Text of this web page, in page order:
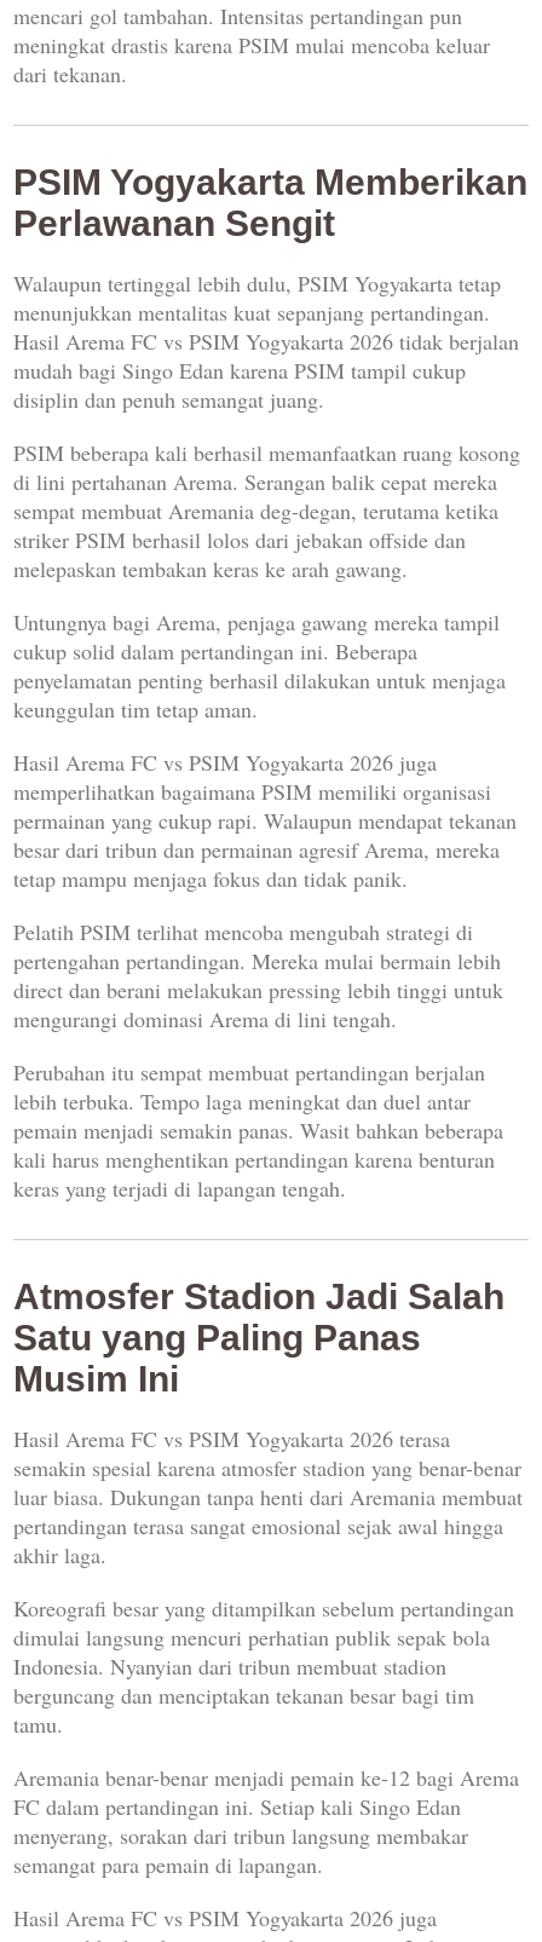
mencari gol tambahan. Intensitas pertandingan pun
meningkat drastis karena PSIM mulai mencoba keluar
dari tekanan.
PSIM Yogyakarta Memberikan
Perlawanan Sengit
Walaupun tertinggal lebih dulu, PSIM Yogyakarta tetap
menunjukkan mentalitas kuat sepanjang pertandingan.
Hasil Arema FC vs PSIM Yogyakarta 2026 tidak berjalan
mudah bagi Singo Edan karena PSIM tampil cukup
disiplin dan penuh semangat juang.
PSIM beberapa kali berhasil memanfaatkan ruang kosong
di lini pertahanan Arema. Serangan balik cepat mereka
sempat membuat Aremania deg-degan, terutama ketika
striker PSIM berhasil lolos dari jebakan offside dan
melepaskan tembakan keras ke arah gawang.
Untungnya bagi Arema, penjaga gawang mereka tampil
cukup solid dalam pertandingan ini. Beberapa
penyelamatan penting berhasil dilakukan untuk menjaga
keunggulan tim tetap aman.
Hasil Arema FC vs PSIM Yogyakarta 2026 juga
memperlihatkan bagaimana PSIM memiliki organisasi
permainan yang cukup rapi. Walaupun mendapat tekanan
besar dari tribun dan permainan agresif Arema, mereka
tetap mampu menjaga fokus dan tidak panik.
Pelatih PSIM terlihat mencoba mengubah strategi di
pertengahan pertandingan. Mereka mulai bermain lebih
direct dan berani melakukan pressing lebih tinggi untuk
mengurangi dominasi Arema di lini tengah.
Perubahan itu sempat membuat pertandingan berjalan
lebih terbuka. Tempo laga meningkat dan duel antar
pemain menjadi semakin panas. Wasit bahkan beberapa
kali harus menghentikan pertandingan karena benturan
keras yang terjadi di lapangan tengah.
Atmosfer Stadion Jadi Salah
Satu yang Paling Panas
Musim Ini
Hasil Arema FC vs PSIM Yogyakarta 2026 terasa
semakin spesial karena atmosfer stadion yang benar-benar
luar biasa. Dukungan tanpa henti dari Aremania membuat
pertandingan terasa sangat emosional sejak awal hingga
akhir laga.
Koreografi besar yang ditampilkan sebelum pertandingan
dimulai langsung mencuri perhatian publik sepak bola
Indonesia. Nyanyian dari tribun membuat stadion
berguncang dan menciptakan tekanan besar bagi tim
tamu.
Aremania benar-benar menjadi pemain ke-12 bagi Arema
FC dalam pertandingan ini. Setiap kali Singo Edan
menyerang, sorakan dari tribun langsung membakar
semangat para pemain di lapangan.
Hasil Arema FC vs PSIM Yogyakarta 2026 juga